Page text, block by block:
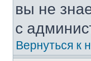
вы не
с
Вернуться к